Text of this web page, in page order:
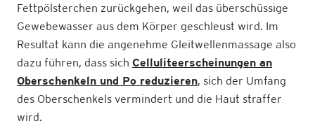
Fettpölsterchen zurückgehen, weil das überschüssige
Gewebewasser aus dem Körper geschleust wird. Im
Resultat kann die angenehme Gleitwellenmassage also
dazu führen, dass sich Celluliteerscheinungen an
Oberschenkeln und Po reduzieren, sich der Umfang
des Oberschenkels vermindert und die Haut straffer
wird.